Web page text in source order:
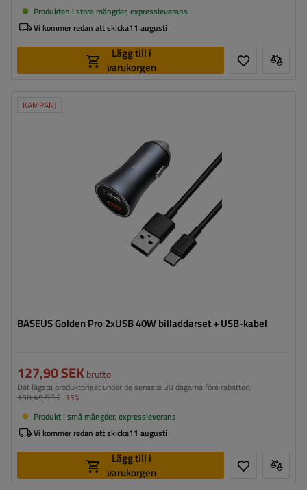
Produkten i stora mängder, expressleverans
Vi kommer redan att skicka11 augusti
Lägg till i
varukorgen
KAMPANJ
BASEUS Golden Pro 2xUSB 40W billaddarset + USB-kabel
127,90 SEKbrutto
Det lägsta produktpriset under de senaste 30 dagarna före rabatten:
150,49 SEK -15%
Produkt i små mängder, expressleverans
Vi kommer redan att skicka11 augusti
Lägg till i
varukorgen